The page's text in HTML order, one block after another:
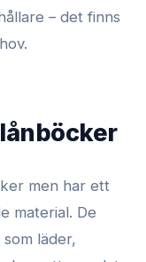
– det finns
men har ett
material. De
läder,